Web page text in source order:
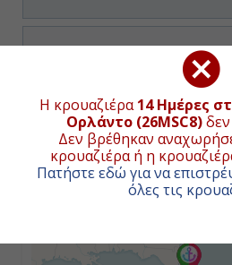
Η κρουαζιέρα14 Ημέρες
Ορλάντο (26MSC8)δεν
Δεν βρέθηκαν
κρουαζιέρα ή η
Πατήστε εδώ για να
όλες τις
Όσεαν Κέϊ MSC
ΧΑΡΤΗΣ ΚΡΟΥΑΖΙΕΡΑΣ
Συνολική απόσταση
(6764χλμ.)